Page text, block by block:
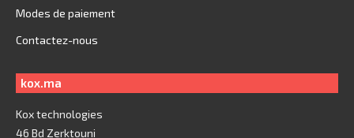
Modes de paiement
Contactez-nous
kox.ma
Kox technologies
46 Bd Zerktouni